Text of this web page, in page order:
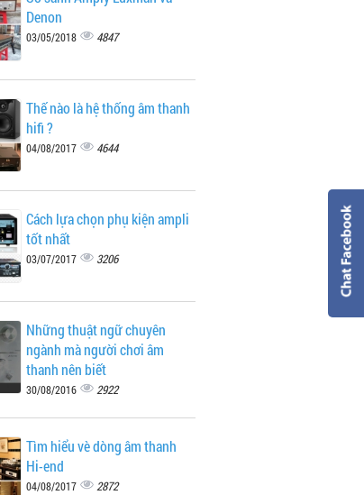
Denon
03/05/2018 4847
Thế nào là hệ thống âm thanh
hifi ?
04/08/2017 4644
Cách lựa chọn phụ kiện ampli
tốt nhất
03/07/2017 3206
Những thuật ngữ chuyên
ngành mà người chơi âm
thanh nên biết
30/08/2016 2922
Tìm hiểu vè dòng âm thanh
Hi-end
04/08/2017 2872